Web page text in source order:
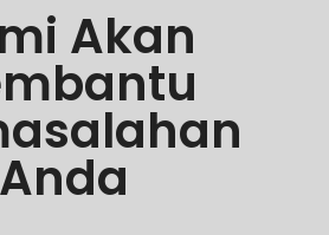
Akan
Anda